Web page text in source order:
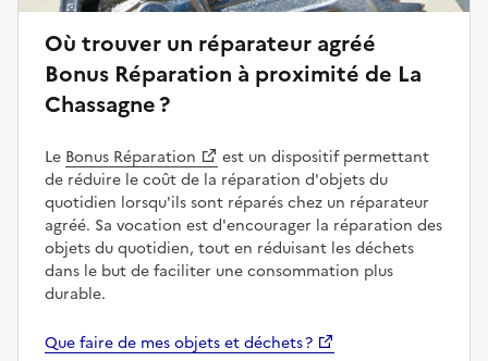
Où trouver un réparateur agréé
Bonus Réparation à proximité de La
Chassagne ?
Le Bonus Réparation
est un dispositif permettant
de réduire le coût de la réparation d'objets du
quotidien lorsqu'ils sont réparés chez un réparateur
agréé. Sa vocation est d'encourager la réparation des
objets du quotidien, tout en réduisant les déchets
dans le but de faciliter une consommation plus
durable.
Que faire de mes objets et déchets ?